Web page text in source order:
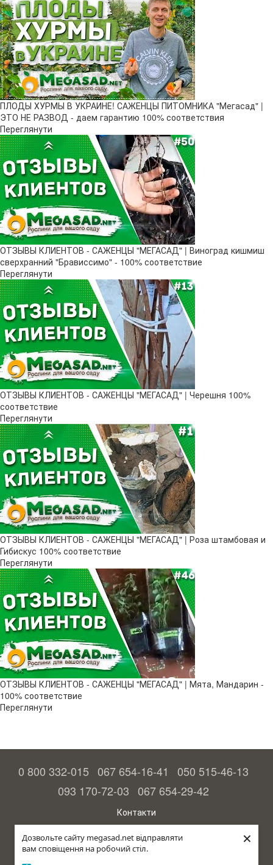
Дозвольте сайту megasad.net відправляти
вам сповіщення на робочий стіл.
×
ПЛОДЫ ХУРМЫ В УКРАИНЕ! САЖЕНЦЫ ПИТОМНИКА "Мегасад" |
ЭТО НЕ РАЗВОД - даем гарантию 100% соответствия
Переглянути
ОТЗЫВЫ КЛИЕНТОВ - САЖЕНЦЫ "МЕГАСАД" | Виноград кишмиш
сверхранний "Брависсимо" - 100% соответствие
Переглянути
ОТЗЫВЫ КЛИЕНТОВ - САЖЕНЦЫ "МЕГАСАД" | Черешня 100%
соответствие
Переглянути
ОТЗЫВЫ КЛИЕНТОВ - САЖЕНЦЫ "МЕГАСАД" | Роза штамбовая и
Гибискус 100% соответствие
Переглянути
ОТЗЫВЫ КЛИЕНТОВ - САЖЕНЦЫ "МЕГАСАД" | Мята, Мандарин -
100% соответствие
Переглянути
0 800 332-015 067 654-16-41
050 515-46-13
093 170-72-03 067 654-29-42
Контакти
Повна версія сайту
© 2015—2026